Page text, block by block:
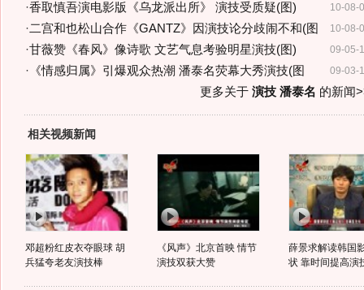
10-08-
·香取慎吾演电影版《乌龙派出所》 演技受质疑(图)
10-08-
·二宫和也松山合作《GANTZ》因演技论分歧闹不和(图
09-05-
·甘薇赞《春风》像诗歌 文艺气息考验明星演技(图)
09-03-
· 《情感归属》引爆观众热潮 潘泰名荧幕大秀演技(图
更多关于 演技 潘泰名 的新闻
相关视频新闻
邓超粉红皮衣夺眼球 胡
兵猛夸老友演技棒
《风声》北京首映 情节
演技双获大赞
薛景求解读韩国
状 靠时间提高演